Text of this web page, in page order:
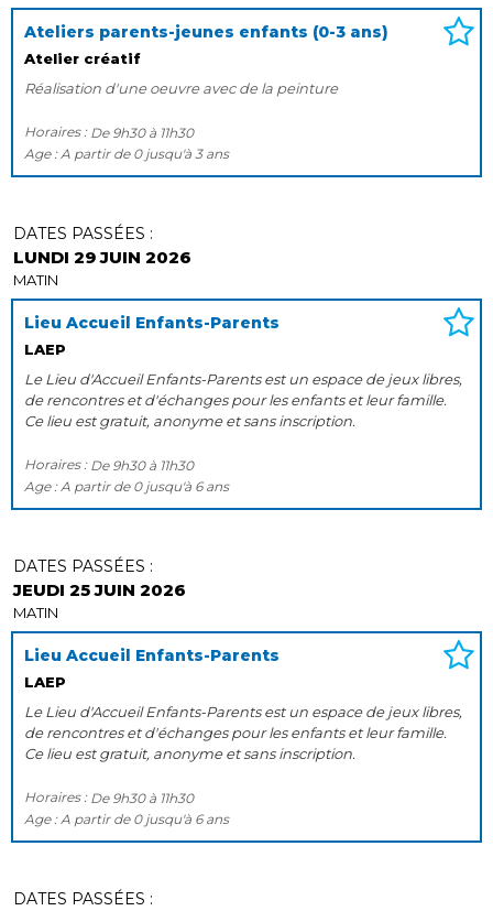
Ateliers parents-jeunes enfants (0-3 ans)
Atelier créatif
Réalisation d'une oeuvre avec de la peinture
Horaires : De 9h30 à 11h30
Age : A partir de 0 jusqu'à 3 ans
Lieu Accueil Enfants-Parents
LAEP
DATES PASSÉES :
LUNDI 29 JUIN 2026
MATIN
Le Lieu d'Accueil Enfants-Parents est un espace de jeux libres,
de rencontres et d'échanges pour les enfants et leur famille.
Ce lieu est gratuit, anonyme et sans inscription.
Horaires : De 9h30 à 11h30
Age : A partir de 0 jusqu'à 6 ans
Lieu Accueil Enfants-Parents
LAEP
DATES PASSÉES :
JEUDI 25 JUIN 2026
MATIN
Le Lieu d'Accueil Enfants-Parents est un espace de jeux libres,
de rencontres et d'échanges pour les enfants et leur famille.
Ce lieu est gratuit, anonyme et sans inscription.
Horaires : De 9h30 à 11h30
Age : A partir de 0 jusqu'à 6 ans
DATES PASSÉES :